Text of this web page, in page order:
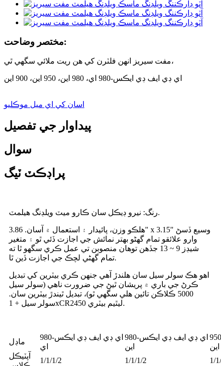
مختصر وضاحت:
مفت سيريز انهن فلٽرن کي هن ريت ملائي سگهي ٿي،
اي ڊي ايف ڊي ايڪس-980 اي، 980 اين، 950 اين، 900 اين
اسان کي اي ميل موڪليو
پيداوار جي تفصيل
سوال
پراڊڪٽ ٽيگ
رنگ: نيرو ڊيڪل سان ڪارو ميٽ ويلڊنگ هيلمٽ.
هلڪو وزن، پائيدار ۽ استعمال ۾ آسان. 3.86" x 3.15" وسيع ڏسڻ
وارو علائقو تمام گهڻو بهتر نمائش جي اجازت ڏئي ٿو ۽ متغير
شيڊز 9 ~ 13 جڏهن توهان منصوبن تي عمل ڪري سگهو ٿا ته
تمام گهڻي لچڪ جي اجازت ڏين ٿا.
اهو هڪ سولر سيل سان هلندڙ آهي جنهن ڪري بيٽرين کي تبديل
ڪرڻ جي باري ۾ پريشان ٿيڻ جي ضرورت ناهي (سولر سيل
5000 ڪلاڪن تائين هلي سگهي ٿو)، تبديل ٿيندڙ بيٽرين سان.
سولر سيل + 1xCR2450 ليٿيم بيٽري.
ماڊل
اي ڊي ايف ڊي ايڪس-980
اي
اي ڊي ايف ڊي ايڪس-980
اين
اي ڊي ايف ڊي ايڪس-950
اين
آپٽيڪل
1/1/1/2 1/1/1/2
1/